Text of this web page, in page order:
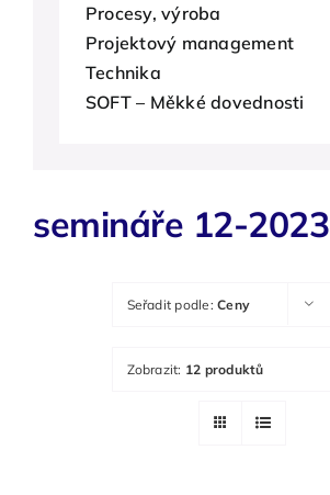
Kontakty
Procesy, výroba
Projektový management
Technika
SOFT – Měkké dovednosti
semináře 12-2023
Seřadit podle:Ceny
Zobrazit: 12 produktů